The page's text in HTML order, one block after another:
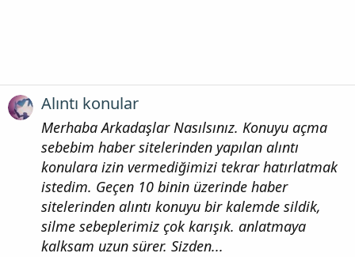
Alıntı konular
Merhaba Arkadaşlar Nasılsınız. Konuyu açma
sebebim haber sitelerinden yapılan alıntı
konulara izin vermediğimizi tekrar hatırlatmak
istedim. Geçen 10 binin üzerinde haber
sitelerinden alıntı konuyu bir kalemde sildik,
silme sebeplerimiz çok karışık. anlatmaya
kalksam uzun sürer. Sizden...